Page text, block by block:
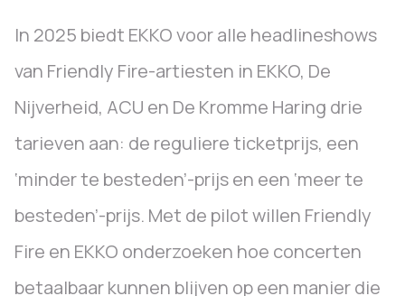
In 2025 biedt EKKO voor alle headlineshows
van Friendly Fire-artiesten in EKKO, De
Nijverheid, ACU en De Kromme Haring drie
tarieven aan: de reguliere ticketprijs, een
‘minder te besteden’-prijs en een ‘meer te
besteden’-prijs. Met de pilot willen Friendly
Fire en EKKO onderzoeken hoe concerten
betaalbaar kunnen blijven op een manier die